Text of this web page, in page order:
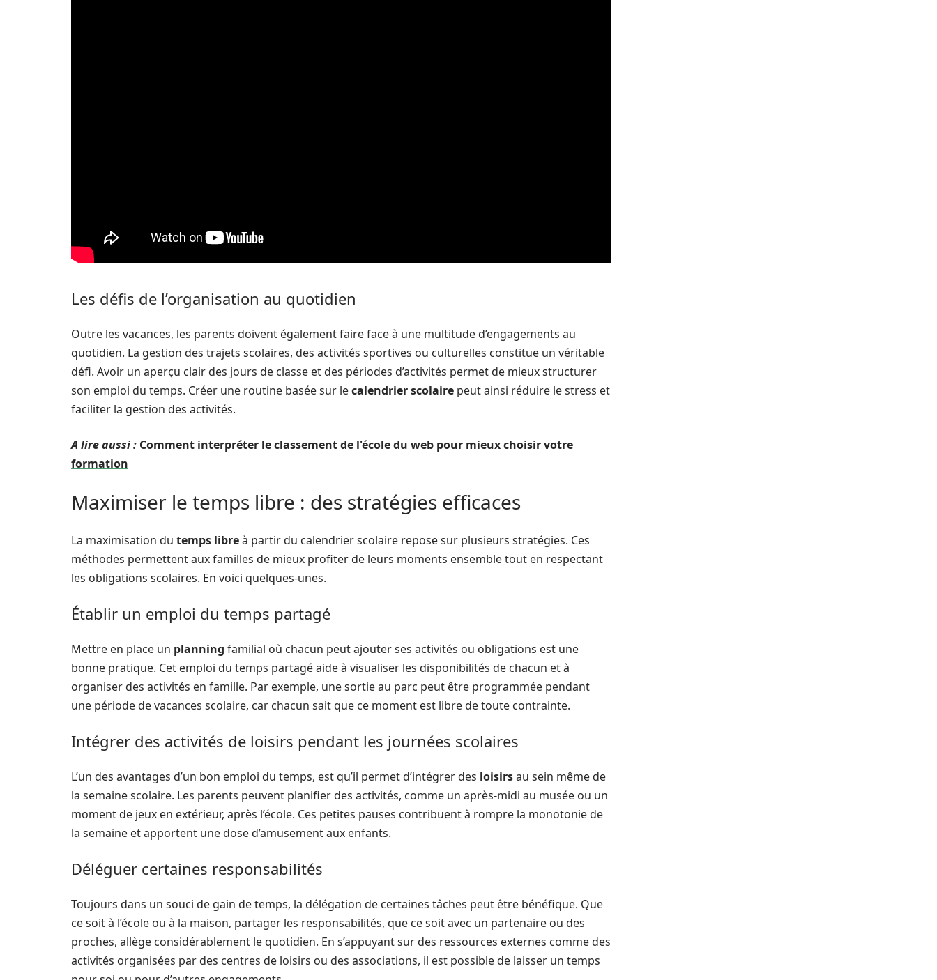
Les défis de l’organisation au quotidien
Outre les vacances, les parents doivent également faire face à une multitude d’engagements au
quotidien. La gestion des trajets scolaires, des activités sportives ou culturelles constitue un véritable
défi. Avoir un aperçu clair des jours de classe et des périodes d’activités permet de mieux structurer
son emploi du temps. Créer une routine basée sur lecalendrier scolaire peut ainsi réduire le stress et
faciliter la gestion des activités.
A lire aussi : Comment interpréter le classement de l'école du web pour mieux choisir votre
formation
Maximiser le temps libre : des stratégies efficaces
La maximisation du temps libreà partir du calendrier scolaire repose sur plusieurs stratégies. Ces
méthodes permettent aux familles de mieux profiter de leurs moments ensemble tout en respectant
les obligations scolaires. En voici quelques-unes.
Établir un emploi du temps partagé
Mettre en place un planning familial où chacun peut ajouter ses activités ou obligations est une
bonne pratique. Cet emploi du temps partagé aide à visualiser les disponibilités de chacun et à
organiser des activités en famille. Par exemple, une sortie au parc peut être programmée pendant
une période de vacances scolaire, car chacun sait que ce moment est libre de toute contrainte.
Intégrer des activités de loisirs pendant les journées scolaires
L’un des avantages d’un bon emploi du temps, est qu’il permet d’intégrer des loisirsau sein même de
la semaine scolaire. Les parents peuvent planifier des activités, comme un après-midi au musée ou un
moment de jeux en extérieur, après l’école. Ces petites pauses contribuent à rompre la monotonie de
la semaine et apportent une dose d’amusement aux enfants.
Déléguer certaines responsabilités
Toujours dans un souci de gain de temps, la délégation de certaines tâches peut être bénéfique. Que
ce soit à l’école ou à la maison, partager les responsabilités, que ce soit avec un partenaire ou des
proches, allège considérablement le quotidien. En s’appuyant sur des ressources externes comme des
activités organisées par des centres de loisirs ou des associations, il est possible de laisser un temps